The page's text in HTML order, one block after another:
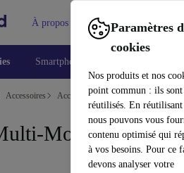
Paramètres
cookies
Nos produits et nos
point commun : ils sont
réutilisés. En réutilisant
nous pouvons vous
contenu optimisé qui
à vos besoins. Pour ce
devons analyser votre
À propos Aide
Smartphones
Accessoires Accessoires Ordinateur Claviers
Mode Sans Fil